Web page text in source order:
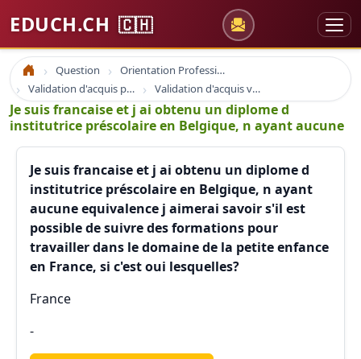
EDUCH.CH 🇨🇭
Accueil Question
Orientation Professionnelle
Validation d'acquis professionnel
Validation d'acquis vae
Je suis francaise et j ai obtenu un diplome d
institutrice préscolaire en Belgique, n ayant aucune
Je suis francaise et j ai obtenu un diplome d
institutrice préscolaire en Belgique, n ayant
aucune equivalence j aimerai savoir s'il est
possible de suivre des formations pour
travailler dans le domaine de la petite enfance
en France, si c'est oui lesquelles?
France
-